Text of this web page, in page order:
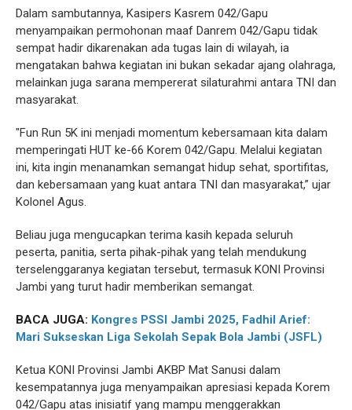
Dalam sambutannya, Kasipers Kasrem 042/Gapu
menyampaikan permohonan maaf Danrem 042/Gapu tidak
sempat hadir dikarenakan ada tugas lain di wilayah, ia
mengatakan bahwa kegiatan ini bukan sekadar ajang olahraga,
melainkan juga sarana mempererat silaturahmi antara TNI dan
masyarakat.
"Fun Run 5K ini menjadi momentum kebersamaan kita dalam
memperingati HUT ke-66 Korem 042/Gapu. Melalui kegiatan
ini, kita ingin menanamkan semangat hidup sehat, sportifitas,
dan kebersamaan yang kuat antara TNI dan masyarakat,” ujar
Kolonel Agus.
Beliau juga mengucapkan terima kasih kepada seluruh
peserta, panitia, serta pihak-pihak yang telah mendukung
terselenggaranya kegiatan tersebut, termasuk KONI Provinsi
Jambi yang turut hadir memberikan semangat.
BACA JUGA: Kongres PSSI Jambi 2025, Fadhil Arief:
Mari Sukseskan Liga Sekolah Sepak Bola Jambi (JSFL)
Ketua KONI Provinsi Jambi AKBP Mat Sanusi dalam
kesempatannya juga menyampaikan apresiasi kepada Korem
042/Gapu atas inisiatif yang mampu menggerakkan